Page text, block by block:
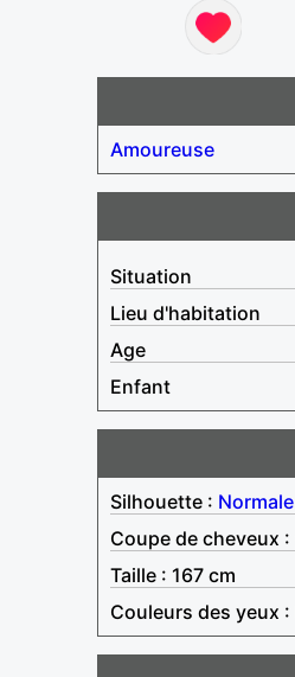
Amoureuse
Situation
Lieu d'habitation
Age
Enfant
Silhouette : Normale
Coupe de cheveux :
Taille : 167 cm
Couleurs des yeux :